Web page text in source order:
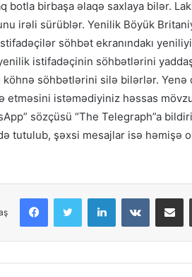
botla birbaşa əlaqə saxlaya bilər.
irəli sürüblər. Yenilik Böyük
söhbət ekranındakı
istifadəçinin söhbətlərini
köhnə söhbətlərini silə bilərlər. Yenə
etməsini istəmədiyiniz həssas
sözçüsü “The Telegraph”a
tutulub, şəxsi mesajlar isə həmişə